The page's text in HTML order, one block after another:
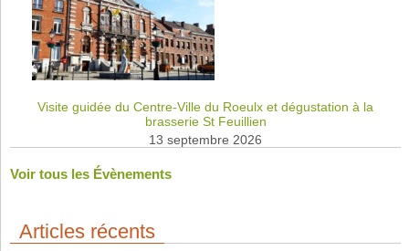
Visite guidée du Centre-Ville du Roeulx et dégustation à la
brasserie St Feuillien
13 septembre 2026
Voir tous les Évènements
Articles récents